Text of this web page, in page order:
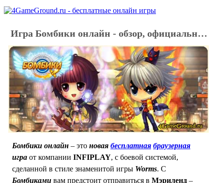
Игра Бомбики онлайн - обзор, официальный сайт, регистрация
Бомбики онлайн– это новая бесплатная браузерная
играот компании INFIPLAY, с боевой системой,
сделанной в стиле знаменитой игры Worms. С
Бомбикамивам предстоит отправиться в Мэриленд–